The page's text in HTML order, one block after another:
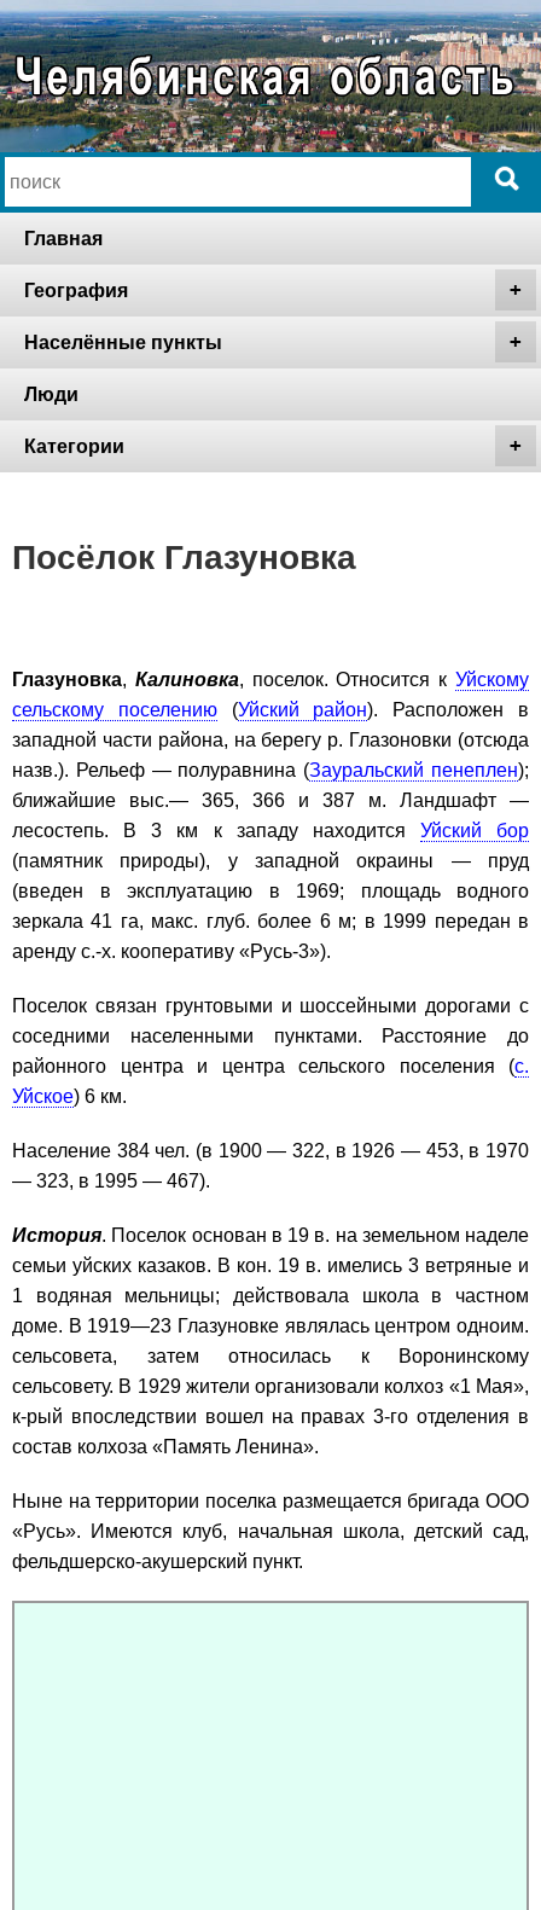
Главная
География
Населённые пункты
Люди
Категории
Посёлок Глазуновка
Глазуновка, Калиновка, поселок. Относится кУйскому
сельскому поселению(Уйский район). Расположен в
западной части района, на берегу р. Глазоновки (отсюда
назв.). Рельеф — полуравнина (Зауральский пенеплен);
ближайшие выс.— 365, 366 и 387 м. Ландшафт —
лесостепь. В 3 км к западу находится Уйский бор
(памятник природы), у западной окраины — пруд
(введен в эксплуатацию в 1969; площадь водного
зеркала 41 га, макс. глуб. более 6 м; в 1999 передан в
аренду с.-х. кооперативу «Русь-3»).
Поселок связан грунтовыми и шоссейными дорогами с
соседними населенными пунктами. Расстояние до
районного центра и центра сельского поселения (с.
Уйское) 6 км.
Население 384 чел. (в 1900 — 322, в 1926 — 453, в 1970
— 323, в 1995 — 467).
История. Поселок основан в 19 в. на земельном наделе
семьи уйских казаков. В кон. 19 в. имелись 3 ветряные и
1 водяная мельницы; действовала школа в частном
доме. В 1919—23 Глазуновке являлась центром одноим.
сельсовета, затем относилась к Воронинскому
сельсовету. В 1929 жители организовали колхоз «1 Мая»,
к-рый впоследствии вошел на правах 3-го отделения в
состав колхоза «Память Ленина».
Ныне на территории поселка размещается бригада ООО
«Русь». Имеются клуб, начальная школа, детский сад,
фельдшерско-акушерский пункт.